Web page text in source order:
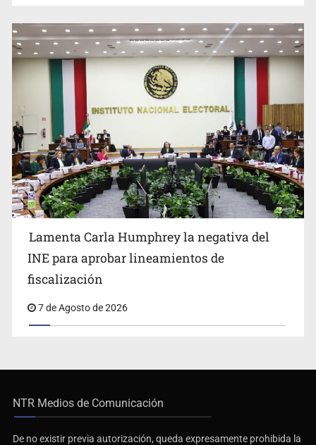
Lamenta Carla Humphrey la negativa del
INE para aprobar lineamientos de
fiscalización
7 de Agosto de 2026
NTR Medios de Comunicación
De no existir previa autorización, queda expresamente prohibida la